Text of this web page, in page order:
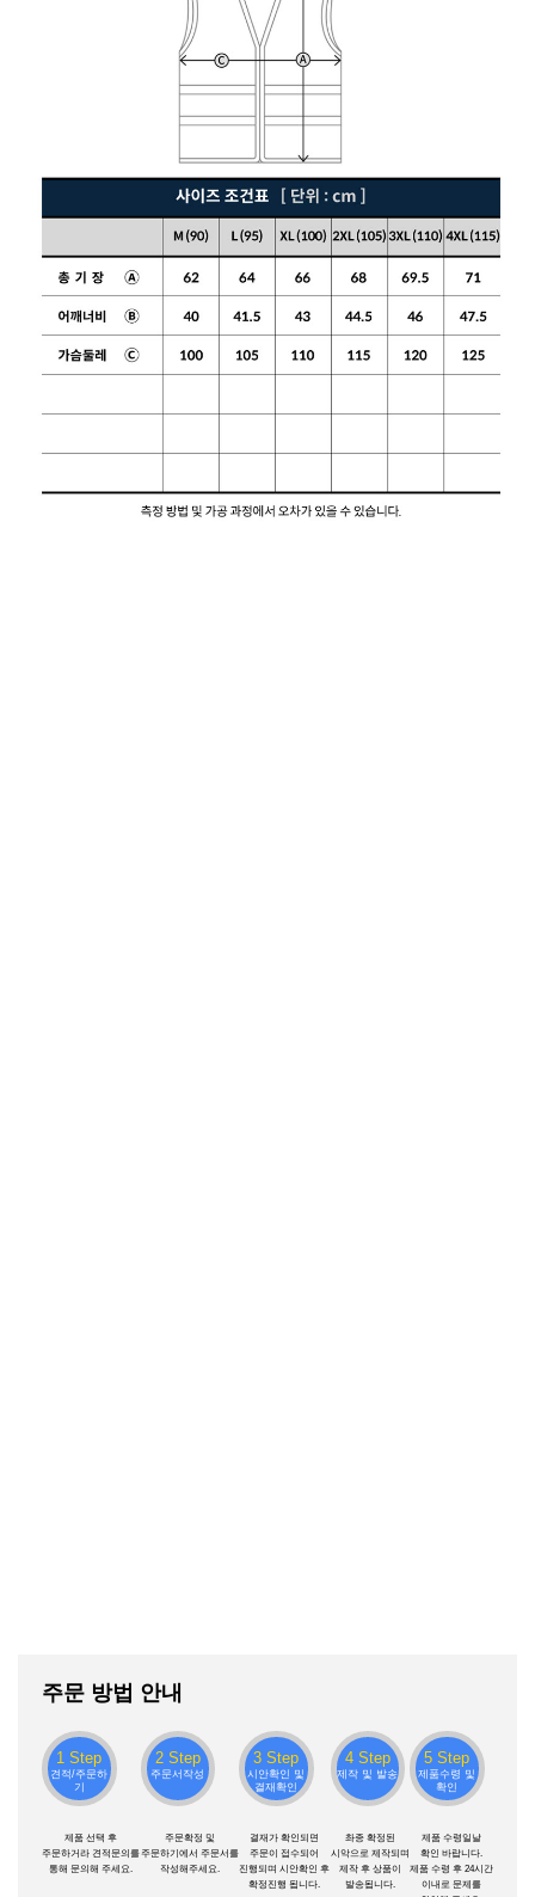
주문 방법 안내
1 Step
견적/주문하
기
제품 선택 후
주문하거라 견적문의를
통해 문의해 주세요.
2 Step
주문서작성
주문확정 및
주문하기에서 주문서를
작성해주세요.
3 Step
시안확인 및
결재확인
결재가 확인되면
주문이 접수되어
진행되며 시안확인 후
확정진행 됩니다.
4 Step
제작 및 발송
촤종 확정된
시악으로 제작되며
제작 후 상품이
발송됩니다.
5 Step
제품수령 및
확인
제품 수령일날
확인 바랍니다.
제품 수령 후 24시간
이내로 문제를